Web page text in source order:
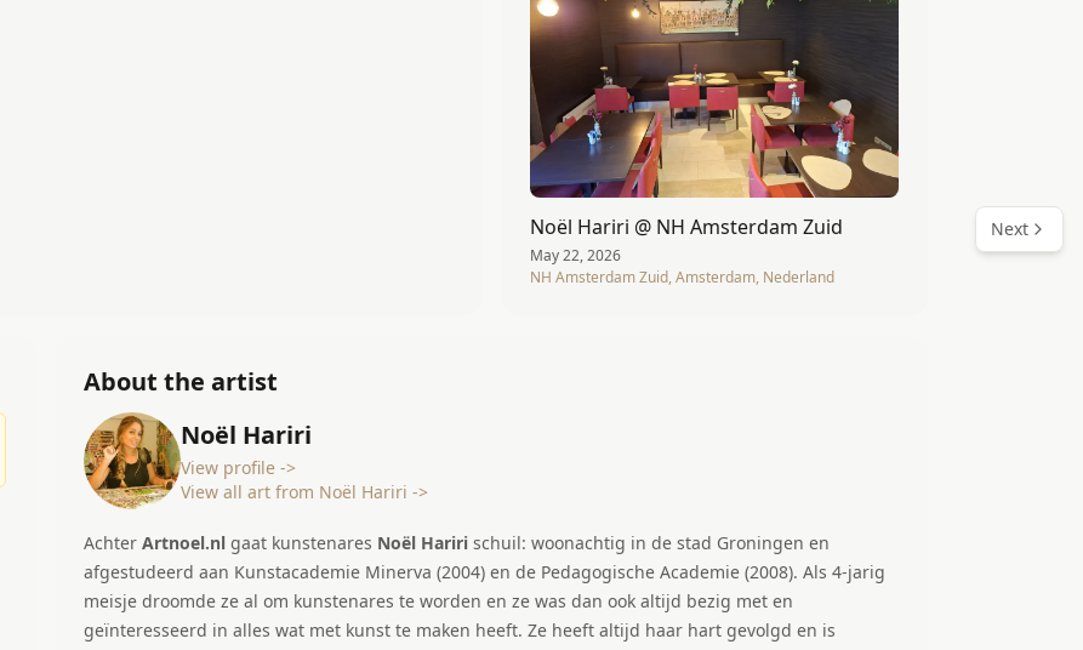
Next
Noël Hariri @ NH Amsterdam Zuid
May 22, 2026
NH Amsterdam Zuid, Amsterdam, Nederland
About the artist
Noël Hariri
View profile ->
View all art from Noël Hariri ->
Achter Artnoel.nl gaat kunstenares Noël Hariri schuil: woonachtig in de stad Groningen en
afgestudeerd aan Kunstacademie Minerva (2004) en de Pedagogische Academie (2008). Als 4-jarig
meisje droomde ze al om kunstenares te worden en ze was dan ook altijd bezig met en
geïnteresseerd in alles wat met kunst te maken heeft. Ze heeft altijd haar hart gevolgd en is